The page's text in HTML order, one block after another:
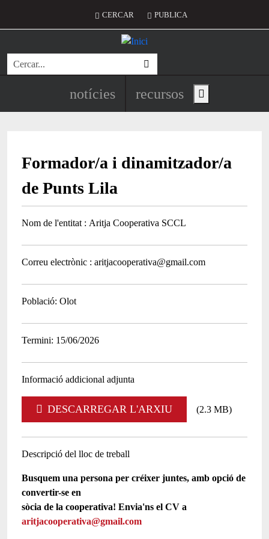
Menú del compte d'usuari
CERCAR PUBLICA
Cerca
Navegació principal de
notícies recursos Show main menu
Formador/a i dinamitzador/a
de Punts Lila
Nom de l'entitat Aritja Cooperativa SCCL
Correu electrònic aritjacooperativa@gmail.com
Població Olot
Termini 15/06/2026
Informació addicional adjunta
DESCARREGAR L'ARXIU (2.3 MB)
Descripció del lloc de treball
Busquem una persona per créixer juntes, amb opció de
convertir-se en
sòcia de la cooperativa! Envia'ns el CV a
aritjacooperativa@gmail.com